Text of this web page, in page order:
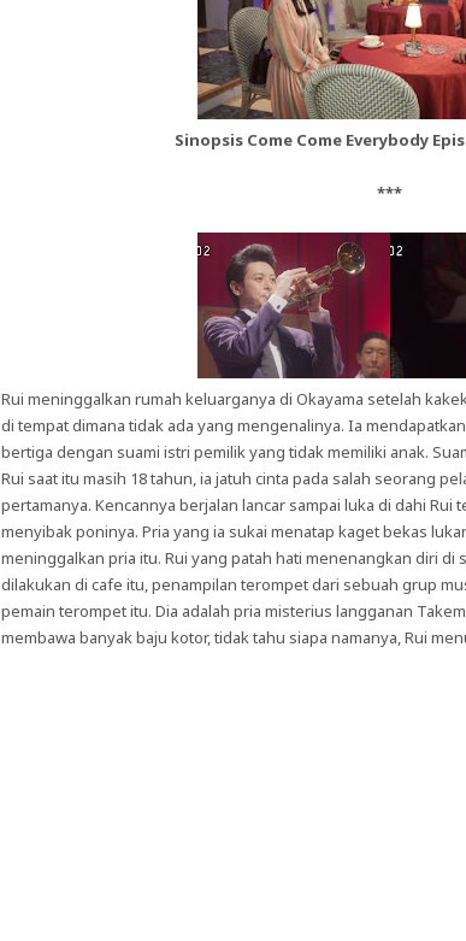
Sinopsis Come Come Everybody
***
Rui meninggalkan rumah keluarganya di Okayama setelah
di tempat dimana tidak ada yang mengenalinya. Ia
bertiga dengan suami istri pemilik yang tidak memiliki anak.
Rui saat itu masih 18 tahun, ia jatuh cinta pada salah seorang
pertamanya. Kencannya berjalan lancar sampai luka di dahi
menyibak poninya. Pria yang ia sukai menatap kaget bekas
meninggalkan pria itu. Rui yang patah hati menenangkan diri
dilakukan di cafe itu, penampilan terompet dari sebuah grup
pemain terompet itu. Dia adalah pria misterius langganan
membawa banyak baju kotor, tidak tahu siapa namanya, Rui